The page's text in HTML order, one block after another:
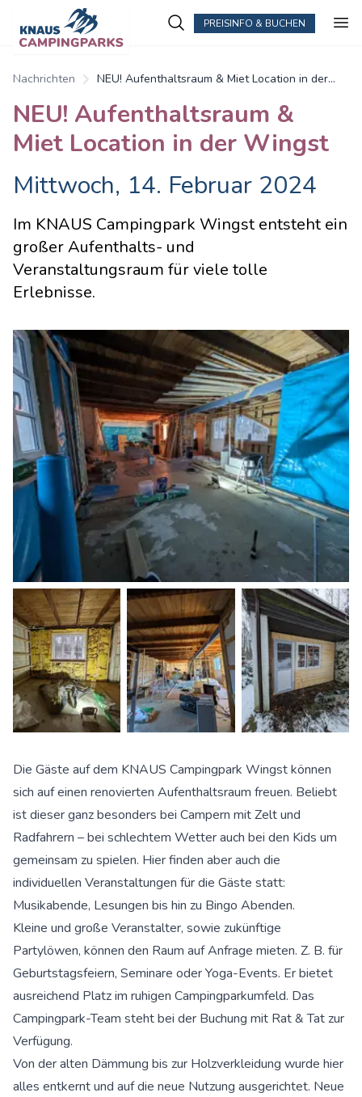
PREISINFO & BUCHEN
Nachrichten
NEU! Aufenthaltsraum & Miet Location in der
NEU! Aufenthaltsraum &
Miet Location in der Wingst
Mittwoch, 14. Februar 2024
Im KNAUS Campingpark Wingst entsteht ein
großer Aufenthalts- und
Veranstaltungsraum für viele tolle
Erlebnisse.
Die Gäste auf dem KNAUS Campingpark Wingst können
sich auf einen renovierten Aufenthaltsraum freuen. Beliebt
ist dieser ganz besonders bei Campern mit Zelt und
Radfahrern – bei schlechtem Wetter auch bei den Kids um
gemeinsam zu spielen. Hier finden aber auch die
individuellen Veranstaltungen für die Gäste statt:
Musikabende, Lesungen bis hin zu Bingo Abenden.
Kleine und große Veranstalter, sowie zukünftige
Partylöwen, können den Raum auf Anfrage mieten. Z. B. für
Geburtstagsfeiern, Seminare oder Yoga-Events. Er bietet
ausreichend Platz im ruhigen Campingparkumfeld. Das
Campingpark-Team steht bei der Buchung mit Rat & Tat zur
Verfügung.
Von der alten Dämmung bis zur Holzverkleidung wurde hier
alles entkernt und auf die neue Nutzung ausgerichtet. Neue